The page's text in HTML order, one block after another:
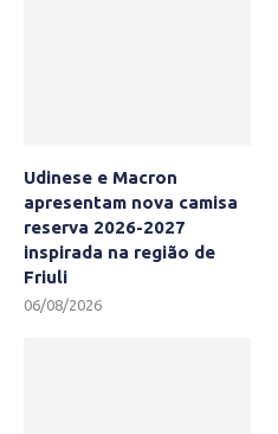
Udinese e Macron
apresentam nova camisa
reserva 2026-2027
inspirada na região de
Friuli
06/08/2026